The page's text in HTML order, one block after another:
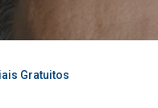
Gratuitos